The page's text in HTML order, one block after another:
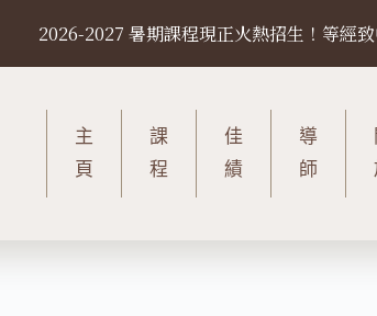
2026-2027 暑期課程現正火熱招生！等經
主
頁
課
程
佳
績
導
師